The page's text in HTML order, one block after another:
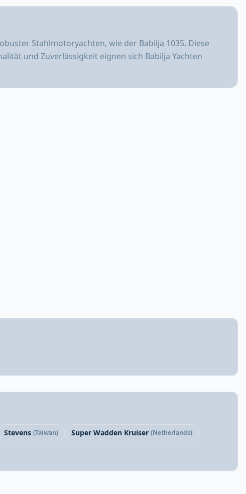
Stahlmotoryachten, wie der Babilja 1035. Diese
und Zuverlässigkeit eignen sich Babilja Yachten
Stevens (Taiwan) Super Wadden Kruiser (Netherlands)